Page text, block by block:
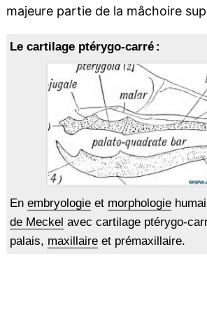
majeure partie de la mâchoire
Le cartilage ptérygo-carré :
En embryologieet morphologie
de Meckel avec cartilage ptérygo-
palais, maxillaireet prémaxillaire.